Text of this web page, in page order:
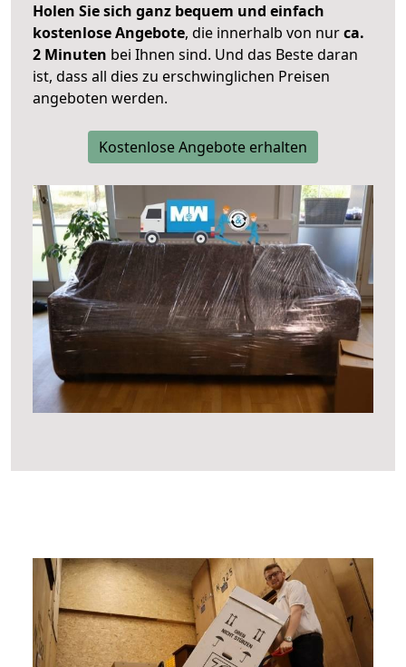
Holen Sie sich ganz bequem und einfach
kostenlose Angebote, die innerhalb von nurca.
2 Minuten bei Ihnen sind. Und das Beste daran
ist, dass all dies zu erschwinglichen Preisen
angeboten werden.
Kostenlose Angebote erhalten